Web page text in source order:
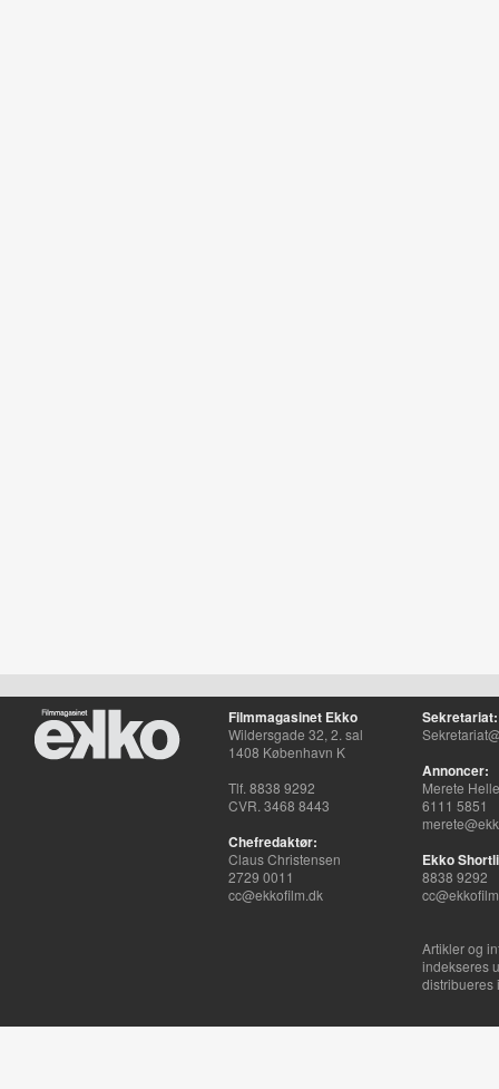
Filmmagasinet Ekko
Wildersgade 32, 2. sal
1408 København K
Tlf. 8838 9292
CVR. 3468 8443
Chefredaktør:
Claus Christensen
2729 0011
cc@ekkofilm.dk
Sekretariat:
Annoncer:
Merete
6111 5851
Ekko
8838 9292
Artikler og
indekseres
distribueres